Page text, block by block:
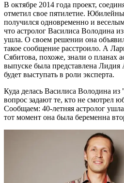
В октябре 2014 года проект,
отметил свое пятилетие.
получился одновременно и
что астролог Василиса Володина
ушла. О своем решении она
такое сообщение расстроило. А
Сябитова, похоже, знали о планах
выпуске была представлена Лидия
будет выступать в роли эксперта.
Куда делась Василиса Володина
вопрос задают те, кто не смотрел
Сообщаем: 40-летняя астролог
тот момент она была беременна